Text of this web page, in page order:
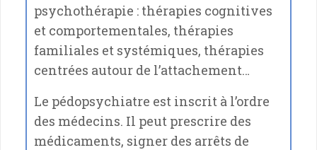
psychothérapie : thérapies cognitives
et comportementales, thérapies
familiales et systémiques, thérapies
centrées autour de l’attachement…
Le pédopsychiatre est inscrit à l’ordre
des médecins. Il peut prescrire des
médicaments, signer des arrêts de